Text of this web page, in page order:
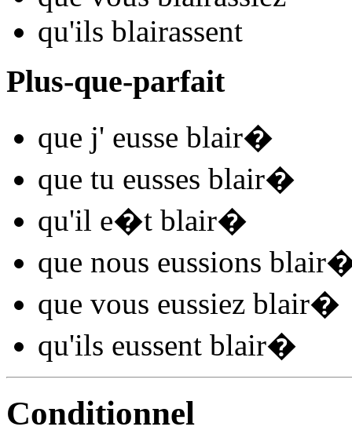
qu'ils blairassent
Plus-que-parfait
que j' eusse blair�
que tu eusses blair�
qu'il e�t blair�
que nous eussions blair
que vous eussiez blair�
qu'ils eussent blair�
Conditionnel